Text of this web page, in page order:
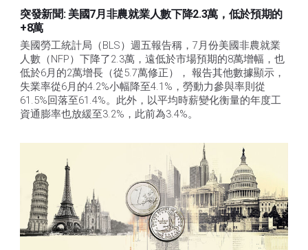
突發新聞: 美國7月非農就業人數下降2.3萬，低於預期的
+8萬
美國勞工統計局（BLS）週五報告稱，7月份美國非農就業
人數（NFP）下降了2.3萬，遠低於市場預期的8萬增幅，也
低於6月的2萬增長（從5.7萬修正）， 報告其他數據顯示，
失業率從6月的4.2%小幅降至4.1%，勞動力參與率則從
61.5%回落至61.4%。此外，以平均時薪變化衡量的年度工
資通膨率也放緩至3.2%，此前為3.4%。